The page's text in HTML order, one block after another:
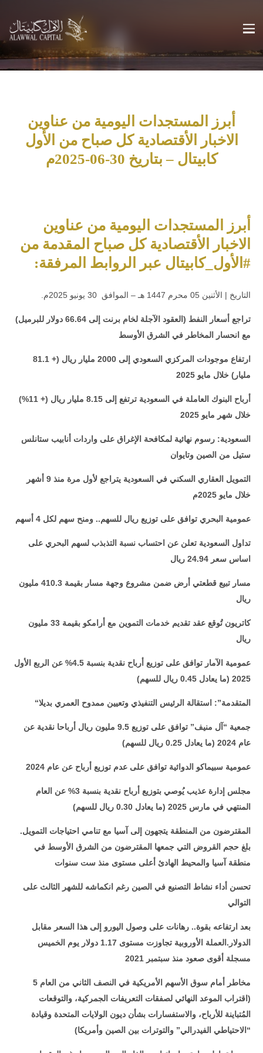
أبرز المستجدات اليومية من عناوين
الاخبار الأقتصادية كل صباح من الأول
كابيتال – بتاريخ 30-06-2025م
أبرز المستجدات اليومية من عناوين
الاخبار الأقتصادية كل صباح المقدمة من
#الأول_كابيتال عبر الروابط المرفقة:
.التاريخ | الأثنين 05 محرم 1447 هـ – الموافق 30 يونيو 2025م
تراجع أسعار النفط (العقود الآجلة لخام برنت إلى 66.64 دولار للبرميل)
مع انحسار المخاطر في الشرق الأوسط
ارتفاع موجودات المركزي السعودي إلى 2000 مليار ريال (+ 81.1
مليار) خلال مايو 2025
أرباح البنوك العاملة في السعودية ترتفع إلى 8.15 مليار ريال (+ 11%)
خلال شهر مايو 2025
السعودية: رسوم نهائية لمكافحة الإغراق على واردات أنابيب ستانلس
ستيل من الصين وتايوان
التمويل العقاري السكني في السعودية يتراجع لأول مرة منذ 9 أشهر
خلال مايو 2025م
عمومية البحري توافق على توزيع ريال للسهم.. ومنح سهم لكل 4 أسهم
تداول السعودية تعلن عن احتساب نسبة التذبذب لسهم البحري على
اساس سعر 24.94 ريال
مسار تبيع قطعتي أرض ضمن مشروع وجهة مسار بقيمة 410.3 مليون
ريال
كاتريون تُوقع عقد تقديم خدمات التموين مع أرامكو بقيمة 33 مليون
ريال
عمومية الآمار توافق على توزيع أرباح نقدية بنسبة 4.5% عن الربع الأول
2025 (ما يعادل 0.45 ريال للسهم)
“المتقدمة”: استقالة الرئيس التنفيذي وتعيين ممدوح العمري بديلا
جمعية “آل منيف” توافق على توزيع 9.5 مليون ريال أرباحا نقدية عن
عام 2024 (ما يعادل 0.25 ريال للسهم)
عمومية سبيماكو الدوائية توافق على عدم توزيع أرباح عن عام 2024
مجلس إدارة عذيب يُوصي بتوزيع أرباح نقدية بنسبة 3% عن العام
المنتهي في مارس 2025 (ما يعادل 0.30 ريال للسهم)
المقترضون من المنطقة يتجهون إلى آسيا مع تنامي احتياجات التمويل.
بلغ حجم القروض التي جمعها المقترضون من الشرق الأوسط في
منطقة آسيا والمحيط الهادئ أعلى مستوى منذ ست سنوات
التوالي
بعد ارتفاعه بقوة.. رهانات على وصول اليورو إلى هذا السعر مقابل
الدولار.العملة الأوروبية تجاوزت مستوى 1.17 دولار يوم الخميس
مسجلة أقوى صعود منذ سبتمبر 2021
5 مخاطر أمام سوق الأسهم الأمريكية في النصف الثاني من العام
(اقتراب الموعد النهائي لصفقات التعريفات الجمركية، والتوقعات
المُتباينة للأرباح، والاستفسارات بشأن ديون الولايات المتحدة وقيادة
“الاحتياطي الفيدرالي” والتوترات بين الصين وأمريكا)